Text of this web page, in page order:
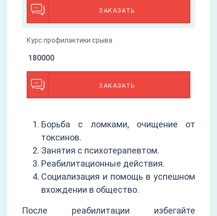
ЗАКАЗАТЬ
Курс профилактики срыва
ЗАКАЗАТЬ
180000
Борьба с ломками, очищение от
токсинов.
Занятия с психотерапевтом.
Реабилитационные действия.
Социализация и помощь в успешном
вхождении в общество.
После реабилитации избегайте